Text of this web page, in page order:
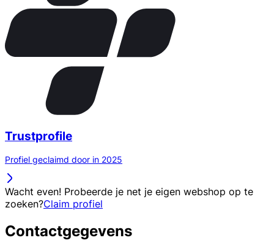
Trustprofile
Profiel geclaimd door in 2025
Wacht even! Probeerde je net je eigen webshop op te
zoeken?Claim profiel
Contactgegevens